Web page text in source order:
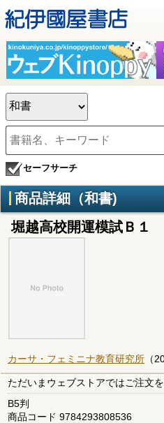
セーフサーチ
商品詳細（和書)
堀越高校開運模試Ｂ１
カーサ・フェミニナ教育研究所 （
ただいまウェブストアではご注文
B5判
商品コード 9784293808536